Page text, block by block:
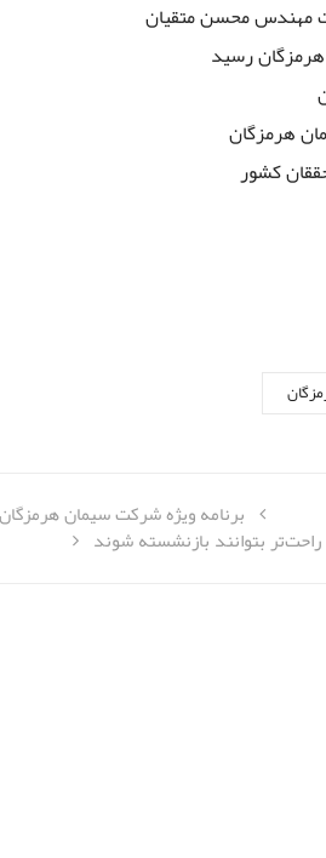
مهندس محسن متقیان
هرمزگان رسید
هرمزگان
کشور
برنامه ویژه شرکت سیمان
بتوانند بازنشسته شوند